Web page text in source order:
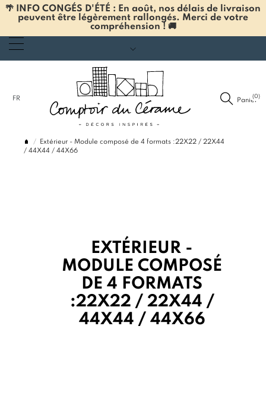
🌴 INFO CONGÉS D'ÉTÉ : En août, nos délais de livraison
peuvent être légèrement rallongés. Merci de votre
compréhension ! 🚚
FR Panier
(0)
Extérieur - Module composé de 4 formats :22X22 / 22X44
/ 44X44 / 44X66
EXTÉRIEUR -
MODULE COMPOSÉ
DE 4 FORMATS
:22X22 / 22X44 /
44X44 / 44X66